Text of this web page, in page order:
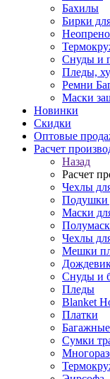
Бахилы
Бирки
Снуды и
Пледы,
Ремни
Маски
Новинки
Скидки
Оптовые
Расчет
Назад
Расчет
Чехлы
Подушки
Маски
Чехлы
Мешки
Снуды и
Пледы
Blanket
Платки
Сумки